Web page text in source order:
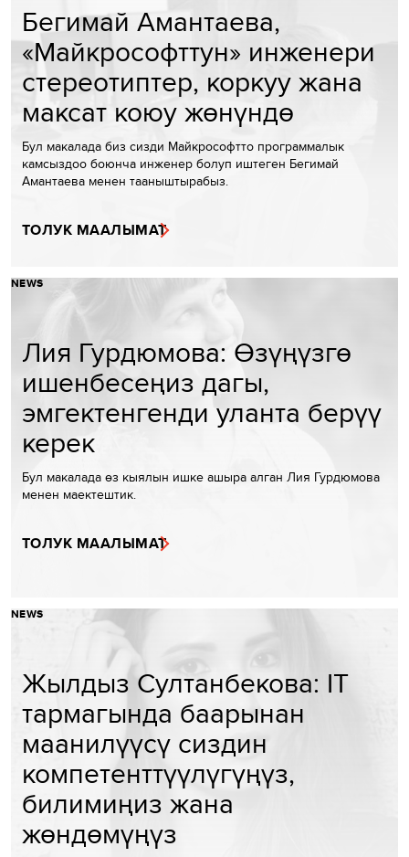
Бегимай Амантаева,
«Майкрософттун» инженери
стереотиптер, коркуу жана
максат коюу жөнүндө
Бул макалада биз сизди Майкрософтто программалык
камсыздоо боюнча инженер болуп иштеген Бегимай
Амантаева менен тааныштырабыз.
ТОЛУК МААЛЫМАТ
NEWS
Лия Гурдюмова: Өзүңүзгө
ишенбесеңиз дагы,
эмгектенгенди уланта берүү
керек
Бул макалада өз кыялын ишке ашыра алган Лия Гурдюмова
менен маектештик.
ТОЛУК МААЛЫМАТ
NEWS
Жылдыз Султанбекова: IT
тармагында баарынан
маанилүүсү сиздин
компетенттүүлүгүңүз,
билимиңиз жана
жөндөмүңүз